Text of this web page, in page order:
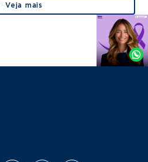
Veja mais
Agende
Whatsapp